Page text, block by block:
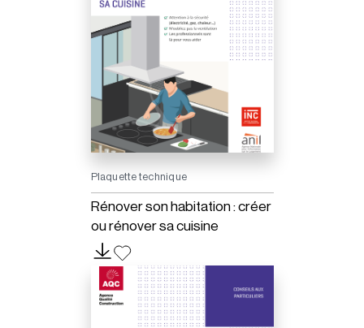
Plaquette technique
Rénover son habitation : créer
ou rénover sa cuisine